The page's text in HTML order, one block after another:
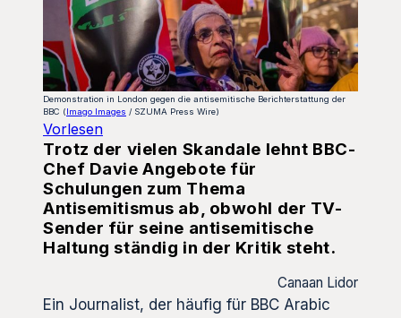
Demonstration in London gegen die antisemitische Berichterstattung der
BBC ( Imago Images / SZUMA Press Wire)
Vorlesen
Trotz der vielen Skandale lehnt BBC-
Chef Davie Angebote für
Schulungen zum Thema
Antisemitismus ab, obwohl der TV-
Sender für seine antisemitische
Haltung ständig in der Kritik steht.
Canaan Lidor
Ein Journalist, der häufig für BBC Arabic